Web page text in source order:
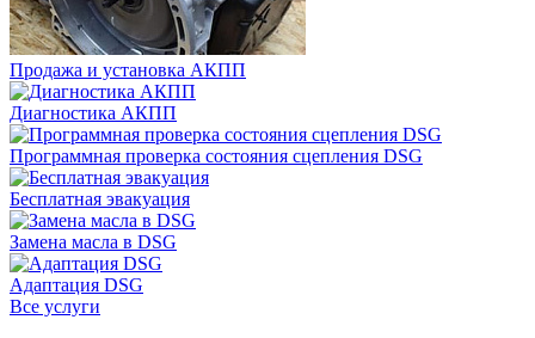
Продажа и установка АКПП
Диагностика АКПП
Программная проверка состояния сцепления DSG
Бесплатная эвакуация
Замена масла в DSG
Адаптация DSG
Все услуги